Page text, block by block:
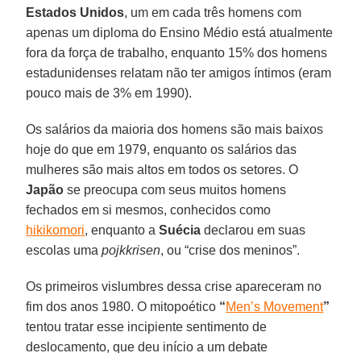
Estados Unidos, um em cada três homens com
apenas um diploma do Ensino Médio está atualmente
fora da força de trabalho, enquanto 15% dos homens
estadunidenses relatam não ter amigos íntimos (eram
pouco mais de 3% em 1990).
Os salários da maioria dos homens são mais baixos
hoje do que em 1979, enquanto os salários das
mulheres são mais altos em todos os setores. O
Japão se preocupa com seus muitos homens
fechados em si mesmos, conhecidos como
hikikomori, enquanto aSuécia declarou em suas
escolas umapojkkrisen, ou “crise dos meninos”.
Os primeiros vislumbres dessa crise apareceram no
fim dos anos 1980. O mitopoético “Men’s Movement”
tentou tratar esse incipiente sentimento de
deslocamento, que deu início a um debate